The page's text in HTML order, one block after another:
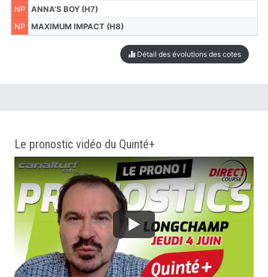
NP
ANNA'S BOY (H7)
NP
MAXIMUM IMPACT (H8)
Détail des évolutions des cotes
Le pronostic vidéo du Quinté+